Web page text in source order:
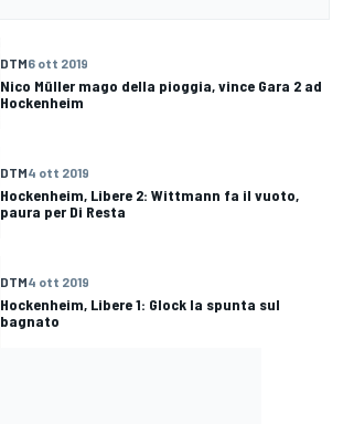
DTM6 ott 2019
Nico Müller mago della pioggia, vince Gara 2 ad
Hockenheim
DTM4 ott 2019
Hockenheim, Libere 2: Wittmann fa il vuoto,
paura per Di Resta
DTM4 ott 2019
Hockenheim, Libere 1: Glock la spunta sul
bagnato